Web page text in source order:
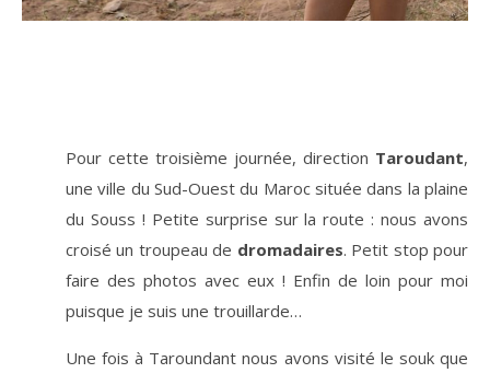
Pour cette troisième journée, direction Taroudant,
une ville du Sud-Ouest du Maroc située dans la plaine
du Souss ! Petite surprise sur la route : nous avons
croisé un troupeau de dromadaires. Petit stop pour
faire des photos avec eux ! Enfin de loin pour moi
puisque je suis une trouillarde…
Une fois à Taroundant nous avons visité le souk que